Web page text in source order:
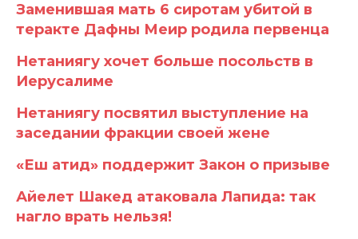
Заменившая мать 6 сиротам убитой в
теракте Дафны Меир родила первенца
Нетаниягу хочет больше посольств в
Иерусалиме
Нетаниягу посвятил выступление на
заседании фракции своей жене
«Еш атид» поддержит Закон о призыве
Айелет Шакед атаковала Лапида: так
нагло врать нельзя!